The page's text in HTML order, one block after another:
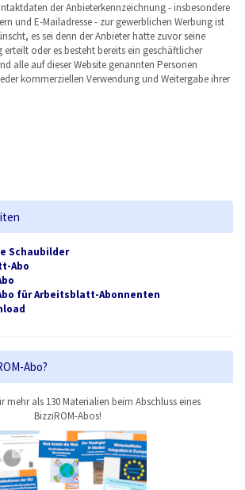
der Anbieterkennzeichnung - insbesondere
und E-Mailadresse - zur gewerblichen Werbung ist
es sei denn der Anbieter hatte zuvor seine
oder es besteht bereits ein geschäftlicher
alle auf dieser Website genannten Personen
kommerziellen Verwendung und Weitergabe ihrer
Schaubilder
Abo
für Arbeitsblatt-Abonnenten
Abo?
mehr als 130 Materialien beim Abschluss eines
BizziROM-Abos!